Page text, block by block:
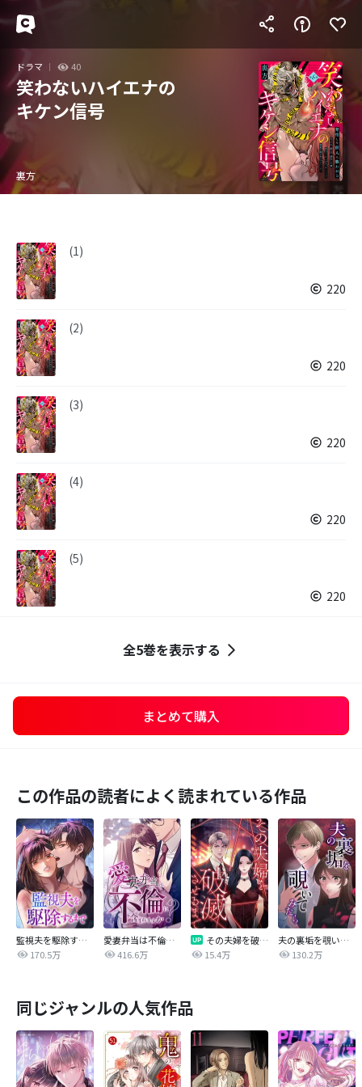
ドラマ 40
笑わないハイエナの
キケン信号
裏方
(1)
220
(2)
220
(3)
220
(4)
220
(5)
220
全5巻を表示する
まとめて購入
この作品の読者によく読まれている作品
監視夫を駆除するまで
170.5万
愛妻弁当は不倫に含まれますか？
416.6万
その夫婦を破滅させるまで
15.4万
夫の裏垢を覗いてみたら
130.2万
同じジャンルの人気作品